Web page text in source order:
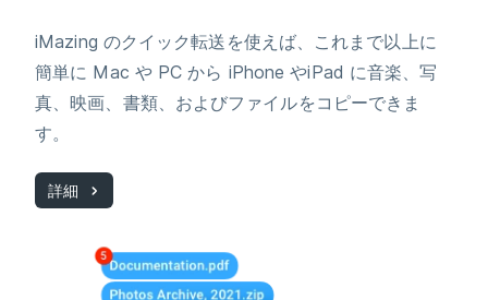
iMazing のクイック転送を使えば、これまで以上に
簡単に Mac や PC から iPhone やiPad に音楽、写
真、映画、書類、およびファイルをコピーできま
す。
詳細